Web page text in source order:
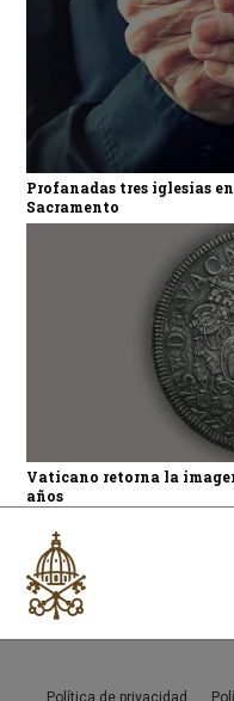
Profanadas tres iglesias
Sacramento
Vaticano retorna la
años
Política de privacidad